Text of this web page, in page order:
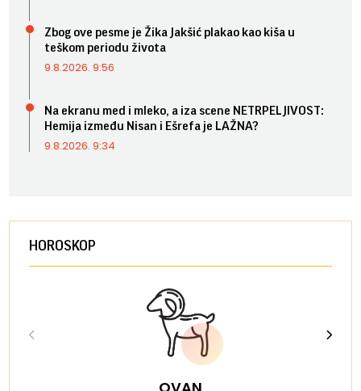
Zbog ove pesme je Žika Jakšić plakao kao kiša u
teškom periodu života
9.8.2026. 9:56
Na ekranu med i mleko, a iza scene NETRPELJIVOST:
Hemija između Nisan i Ešrefa je LAŽNA?
9.8.2026. 9:34
HOROSKOP